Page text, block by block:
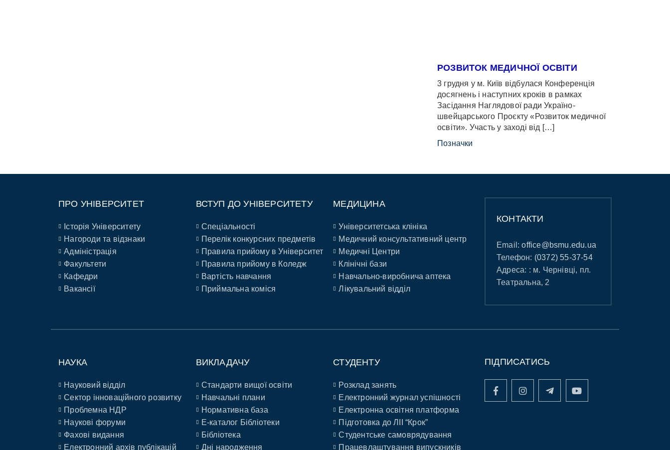
РОЗВИТОК МЕДИЧНОЇ ОСВІТИ
3 грудня у м. Київ відбулася Конференція
досягнень і наступних кроків в рамках
Засідання Наглядової ради Україно-
швейцарського Проєкту «Розвиток медичної
освіти». Участь у заході від […]
Позначки
ПРО УНІВЕРСИТЕТ
Історія Університету
Нагороди та відзнаки
Адміністрація
Факультети
Кафедри
Вакансії
ВСТУП ДО УНІВЕРСИТЕТУ
Спеціальності
Перелік конкурсних предметів
Правила прийому в Університет
Правила прийому в Коледж
Вартість навчання
Приймальна коміся
МЕДИЦИНА
Університетська клініка
Медичний консультативний центр
Медичні Центри
Клінічні бази
Навчально-виробнича аптека
Лікувальний відділ
КОНТАКТИ
Email:office@bsmu.edu.ua
Телефон: (0372) 55-37-54
Адреса: : м. Чернівці, пл.
Театральна, 2
НАУКА
Науковий відділ
Сектор інноваційного розвитку
Проблемна НДР
Наукові форуми
Фахові видання
Електронний архів публікацій
ВИКЛАДАЧУ
Стандарти вищої освіти
Навчальні плани
Нормативна база
E-каталог Бібліотеки
Бібліотека
Дні народження
СТУДЕНТУ
Розклад занять
Електронний журнал успішності
Електронна освітня платформа
Підготовка до ЛІІ “Крок”
Студентське самоврядування
Працевлаштування випускників
ПІДПИСАТИСЬ